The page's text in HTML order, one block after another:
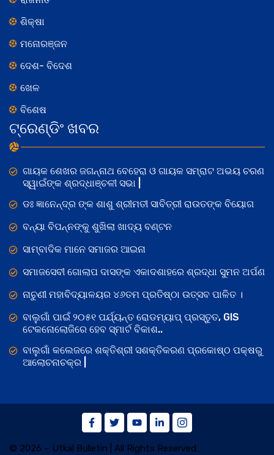
ଶିକ୍ଷା
ମନୋରଞ୍ଜନ
ଦେଶ- ବିଦେଶ
ଖେଳ
ବିଶେଷ
ଟ୍ରେଣ୍ଡିଂ ଖବର
ଗାୟକ ଶେଖର ଜଗନ୍ନାଥ ବେହେରା ଓ ଗାୟକ ସମ୍ରାଟ ଅଭୟ ଚରଣ
ସ୍ୱାଇଁଙ୍କ ଶ୍ରଦ୍ଧାଞ୍ଚଳୀ ସଭା |
ଡଃ ଜ୍ଞାନେନ୍ଦ୍ର ଙ୍କ ଶାଶୁ ଶ୍ରୀମତୀ ସାବିତ୍ରୀ ରାଉତଙ୍କ ବିୟୋଗ
ବନ୍ୟା ବିପନ୍ନଙ୍କୁ ଶୁଖିଲା ଖାଦ୍ୟ ବଣ୍ଟନ
ସାମ୍ବାଦିକ ମାନେ ସମାଜର ଆଇନା
ସମାଜସେବୀ ଗୋଲାପ ଦାସଙ୍କ ଏକାଦଶାହରେ ଶ୍ରଦ୍ଧା ସୁମନ ଅର୍ପଣ
ନାଚୁଣୀ ମହାବିଦ୍ୟାଳୟର ୪୬ତମ ପ୍ରତିଷ୍ଠା ଉତ୍ସବ ପାଳିତ ।
ବାଲୁଗାଁ ପାଇଁ ୨୦୫୧ ପର୍ଯ୍ୟନ୍ତ ରୋଡମ୍ୟାପ୍ ପ୍ରସ୍ତୁତ, GIS
ଟେକନୋଲୋଜିରେ ହେବ ସ୍ମାର୍ଟ ବିକାଶ..
ବାଲୁଗାଁ କଲେଜରେ ଶକ୍ତିଶ୍ରୀ ସଶକ୍ତିକରଣ ପ୍ରକୋଷ୍ଠ ପକ୍ଷରୁ
ଆଲୋଚନାଚକ୍ର |
© 2026 – Utkal Bulletin | All Rights Reserved.